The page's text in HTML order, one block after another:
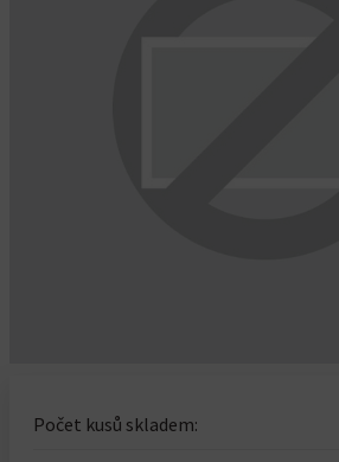
Počet kusů skladem: